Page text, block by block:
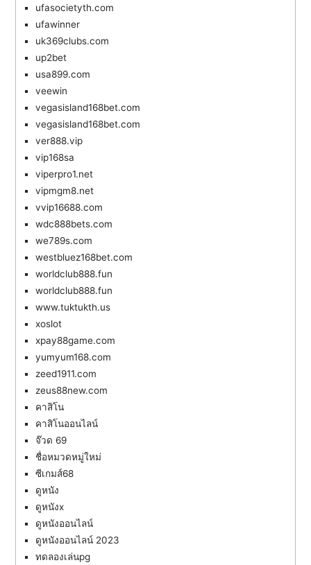
ufasocietyth.com
ufawinner
uk369clubs.com
up2bet
usa899.com
veewin
vegasisland168bet.com
vegasisland168bet.com
ver888.vip
vip168sa
viperpro1.net
vipmgm8.net
vvip16688.com
wdc888bets.com
we789s.com
westbluez168bet.com
worldclub888.fun
worldclub888.fun
www.tuktukth.us
xoslot
xpay88game.com
yumyum168.com
zeed1911.com
zeus88new.com
คาสิโน
คาสิโนออนไลน์
จ๊วด 69
ชื่อหมวดหมู่ใหม่
ซีเกมส์68
ดูหนัง
ดูหนังx
ดูหนังออนไลน์
ดูหนังออนไลน์ 2023
ทดลองเล่นpg